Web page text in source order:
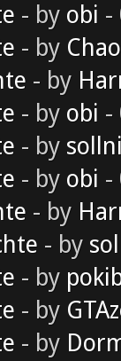
- by obi -
- by
- by
- by obi -
- by
- by obi -
- by
- by
- by
- by
- by